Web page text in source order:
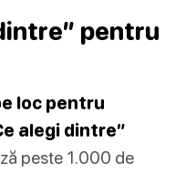
pentru
loc pentru
alegi dintre”
peste 1.000 de